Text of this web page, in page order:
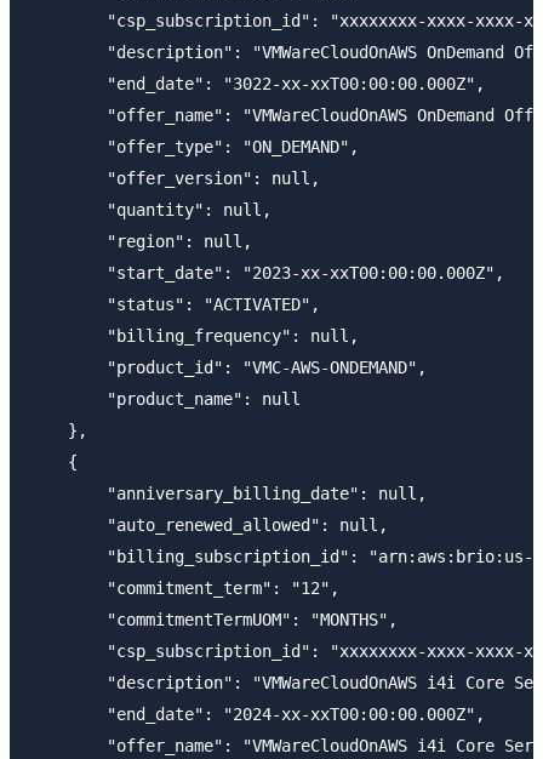
"csp_subscription_id": "xxxxxxxx-xxxx-xxxx-
"description": "VMWareCloudOnAWS OnDemand
        "end_date": "3022-xx-xxT00:00:00.000Z",
"offer_name": "VMWareCloudOnAWS OnDemand
        "offer_type": "ON_DEMAND",
        "offer_version": null,
        "quantity": null,
        "region": null,
        "start_date": "2023-xx-xxT00:00:00.000Z",
        "status": "ACTIVATED",
        "billing_frequency": null,
        "product_id": "VMC-AWS-ONDEMAND",
        "product_name": null
    },
    {
        "anniversary_billing_date": null,
        "auto_renewed_allowed": null,
"billing_subscription_id":
        "commitment_term": "12",
        "commitmentTermUOM": "MONTHS",
"csp_subscription_id": "xxxxxxxx-xxxx-xxxx-
"description": "VMWareCloudOnAWS i4i Core
        "end_date": "2024-xx-xxT00:00:00.000Z",
"offer_name": "VMWareCloudOnAWS i4i Core